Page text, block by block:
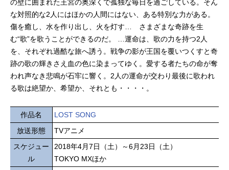
の壁に囲まれた王宮の奥深くで孤独な毎日を過ごしている。そん
な対照的な2人にはほかの人間にはない、ある特別な力がある。
傷を癒し、水を作り出し、火を灯す… さまざまな奇跡を生
む“歌”を歌うことができるのだ。 …運命は、歌の力を持つ2人
を、それぞれ過酷な旅へ誘う。戦争の影が王国を覆いつくすと奇
跡の歌の輝きさえ血の色に染まってゆく。愛する者たちの命が奪
われ声なき悲鳴が石牢に響く。2人の運命が交わり最後に歌われ
る歌は絶望か、希望か、それとも・・・・。
作品名
LOST SONG
放送形態
TVアニメ
スケジュー
ル
2018年4月7日（土）～6月23日（土）
TOKYO MXほか